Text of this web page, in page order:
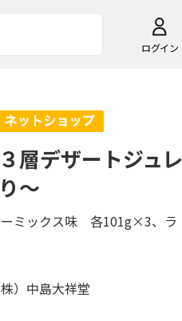
ログイン
層デザートジュレ
～
ミックス味 各101g×3、ラ
）中島大祥堂